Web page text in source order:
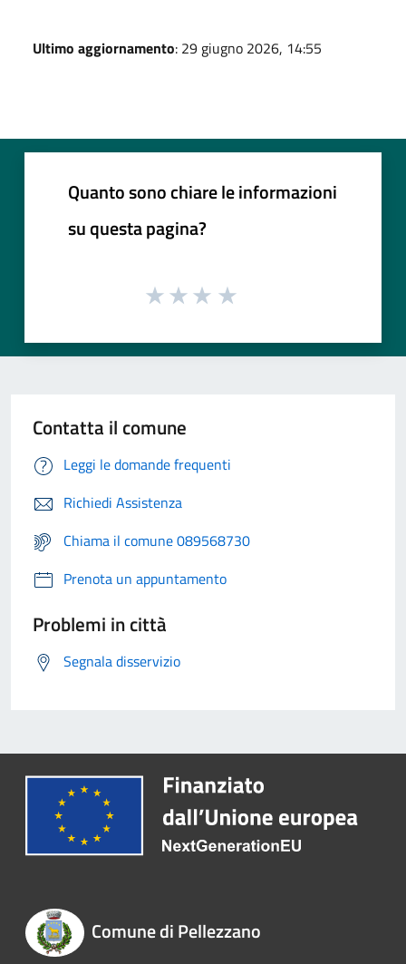
Ultimo aggiornamento: 29 giugno 2026, 14:55
Quanto sono chiare le informazioni
su questa pagina?
Contatta il comune
Leggi le domande frequenti
Richiedi Assistenza
Chiama il comune 089568730
Prenota un appuntamento
Problemi in città
Segnala disservizio
Comune di Pellezzano